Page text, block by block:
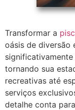
Transformar a
oásis de diversão
tornando sua
recreativas até
serviços
detalhe conta